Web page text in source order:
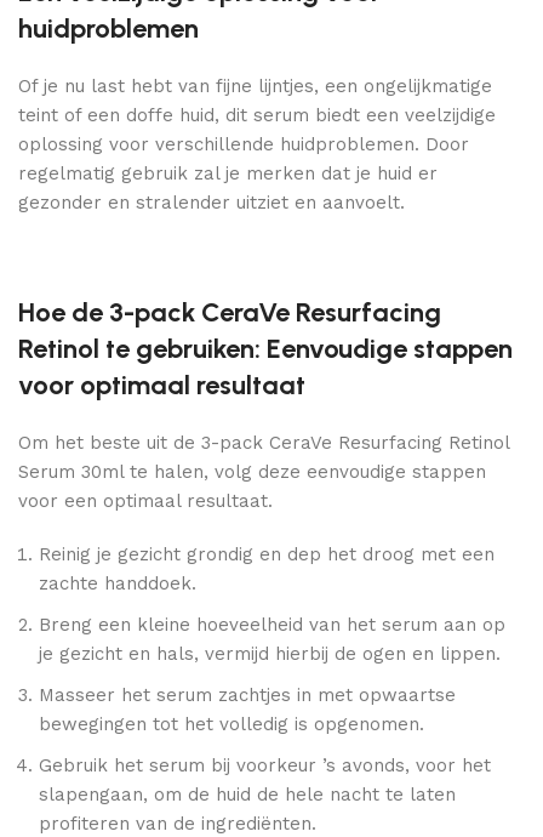
huidproblemen
Of je nu last hebt van fijne lijntjes, een ongelijkmatige
teint of een doffe huid, dit serum biedt een veelzijdige
oplossing voor verschillende huidproblemen. Door
regelmatig gebruik zal je merken dat je huid er
gezonder en stralender uitziet en aanvoelt.
Hoe de 3-pack CeraVe Resurfacing
Retinol te gebruiken: Eenvoudige stappen
voor optimaal resultaat
Om het beste uit de 3-pack CeraVe Resurfacing Retinol
Serum 30ml te halen, volg deze eenvoudige stappen
voor een optimaal resultaat.
Reinig je gezicht grondig en dep het droog met een
zachte handdoek.
Breng een kleine hoeveelheid van het serum aan op
je gezicht en hals, vermijd hierbij de ogen en lippen.
Masseer het serum zachtjes in met opwaartse
bewegingen tot het volledig is opgenomen.
Gebruik het serum bij voorkeur ’s avonds, voor het
slapengaan, om de huid de hele nacht te laten
profiteren van de ingrediënten.